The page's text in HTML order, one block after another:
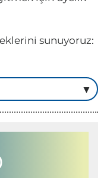
sunuyoruz: